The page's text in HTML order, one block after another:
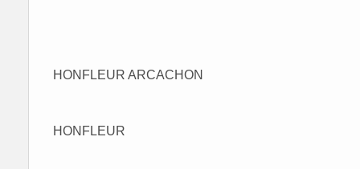
HONFLEUR ARCACHON
HONFLEUR